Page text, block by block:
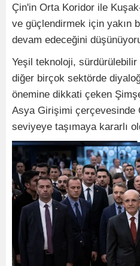
Çin'in Orta Koridor ile
ve güçlendirmek için yakın
devam edeceğini
Yeşil teknoloji,
diğer birçok sektörde
önemine dikkati çeken
Asya Girişimi çerçevesinde
seviyeye taşımaya kararlı